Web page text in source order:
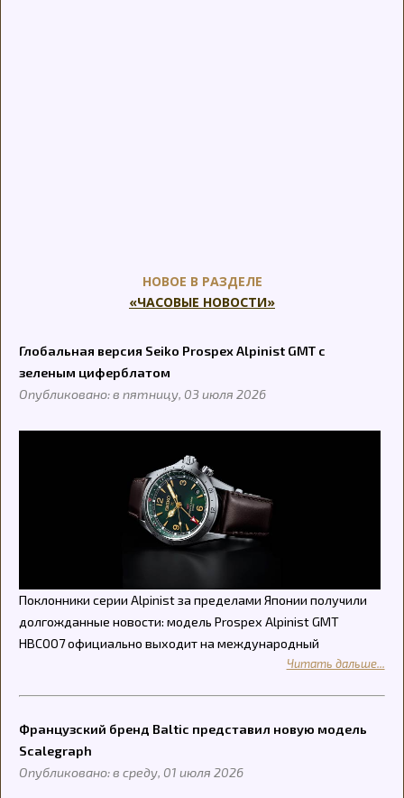
НОВОЕ В РАЗДЕЛЕ
«ЧАСОВЫЕ НОВОСТИ»
Глобальная версия Seiko Prospex Alpinist GMT с
зеленым циферблатом
Опубликовано: в пятницу, 03 июля 2026
Поклонники серии Alpinist за пределами Японии получили
долгожданные новости: модель Prospex Alpinist GMT
HBC007 официально выходит на международный
Читать дальше...
Французский бренд Baltic представил новую модель
Scalegraph
Опубликовано: в среду, 01 июля 2026